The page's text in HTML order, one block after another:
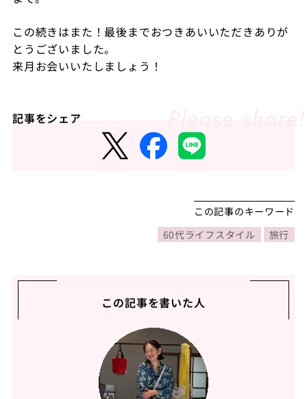
この続きはまた！最後までおつきあいいただきありが
とうございました。
来月お会いいたしましょう！
記事をシェア
この記事のキーワード
60代ライフスタイル
旅行
この記事を書いた人